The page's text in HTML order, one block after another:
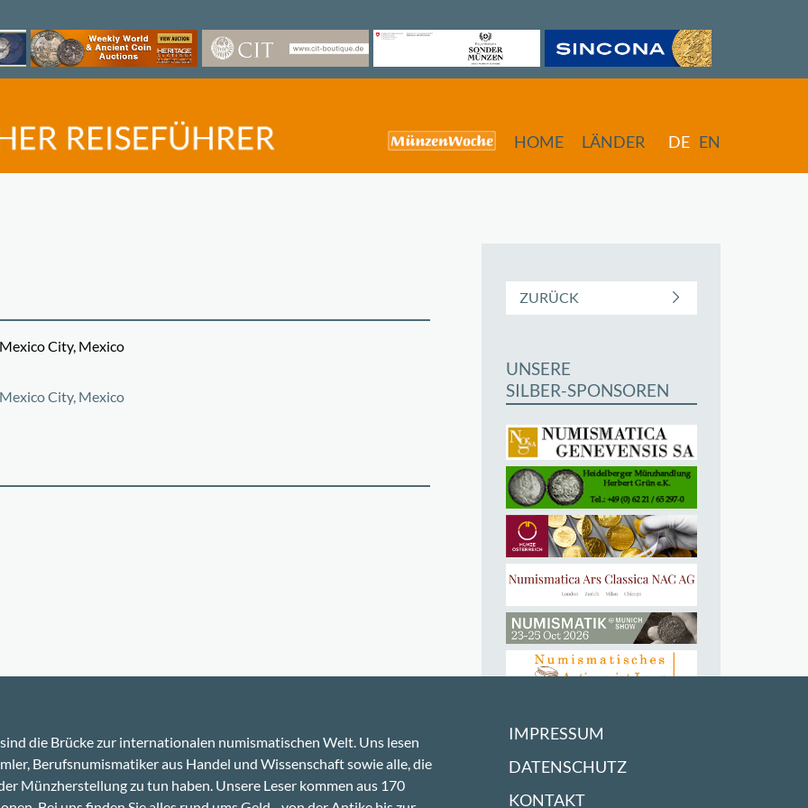
HOME LÄNDER DE EN
City, Mexico
City, Mexico
ZURÜCK
UNSERE
SILBER-SPONSOREN
die Brücke zur internationalen numismatischen Welt. Uns lesen
Berufsnumismatiker aus Handel und Wissenschaft sowie alle, die
Münzherstellung zu tun haben. Unsere Leser kommen aus 170
IMPRESSUM
DATENSCHUTZ
KONTAKT